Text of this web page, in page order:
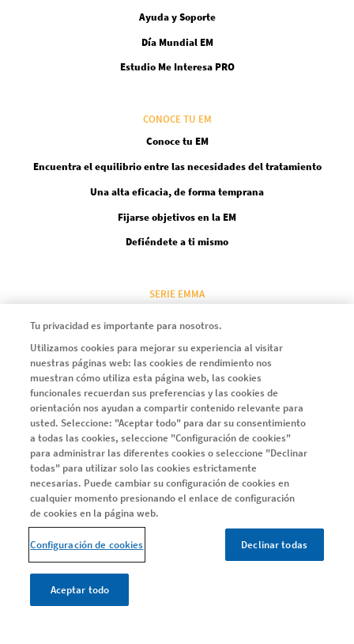
Ayuda y Soporte
Día Mundial EM
Estudio Me Interesa PRO
CONOCE TU EM
Conoce tu EM
Encuentra el equilibrio entre las necesidades del tratamiento
Una alta eficacia, de forma temprana
Fijarse objetivos en la EM
Defiéndete a ti mismo
SERIE EMMA
Capítulo 1
Capítulo 2
Capítulo 3
Capítulo 4
ARTÍCULOS
Todos los artículos
Instagram Youtube
Facebook
Tu privacidad es importante para nosotros.
Utilizamos cookies para mejorar su experiencia al visitar
nuestras páginas web: las cookies de rendimiento nos
muestran cómo utiliza esta página web, las cookies
funcionales recuerdan sus preferencias y las cookies de
orientación nos ayudan a compartir contenido relevante para
usted. Seleccione: "Aceptar todo" para dar su consentimiento
a todas las cookies, seleccione "Configuración de cookies"
para administrar las diferentes cookies o seleccione "Declinar
todas" para utilizar solo las cookies estrictamente
necesarias. Puede cambiar su configuración de cookies en
cualquier momento presionando el enlace de configuración
de cookies en la página web.
Configuración de cookies Declinar todas
Aceptar todo